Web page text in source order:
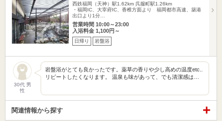
西鉄福岡（天神）駅1.62km 呉服町駅1.26km
・福岡IC、大宰府IC、香椎方面より 福岡都市高速、築港
出口より1分…
営業時間 10:00～23:00
入浴料金 1,100円～
日帰り 岩盤浴
30代 男
性
岩盤浴がとても良かったです。薬草の香りや少し高めの温度etc..
リピートしたくなります。 温泉も味があって、でも清潔感は…
関連情報から探す